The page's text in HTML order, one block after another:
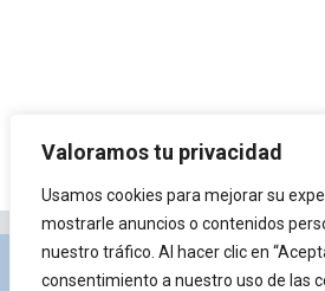
Valoramos tu privacidad
Usamos cookies para mejorar su
mostrarle anuncios o contenidos
nuestro tráfico. Al hacer clic en
consentimiento a nuestro uso de las
Privacidad y Política de